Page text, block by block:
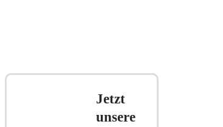
Jetzt
unsere